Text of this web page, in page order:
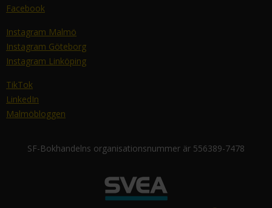
Facebook
Instagram Malmö
Instagram Göteborg
Instagram Linköping
TikTok
LinkedIn
Malmöbloggen
SF-Bokhandelns organisationsnummer är 556389-7478